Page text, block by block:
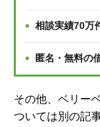
相談実績70万
匿名・無料の
その他、ベリー
ついては別の記